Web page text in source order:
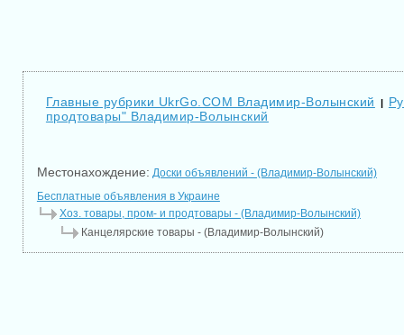
Главные рубрики UkrGo.COM Владимир-Волынский |
продтовары" Владимир-Волынский
Местонахождение: Доски объявлений - (Владимир-Волынский)
Бесплатные объявления в Украине
Хоз. товары, пром- и продтовары - (Владимир-Волынский)
Канцелярские товары - (Владимир-Волынский)